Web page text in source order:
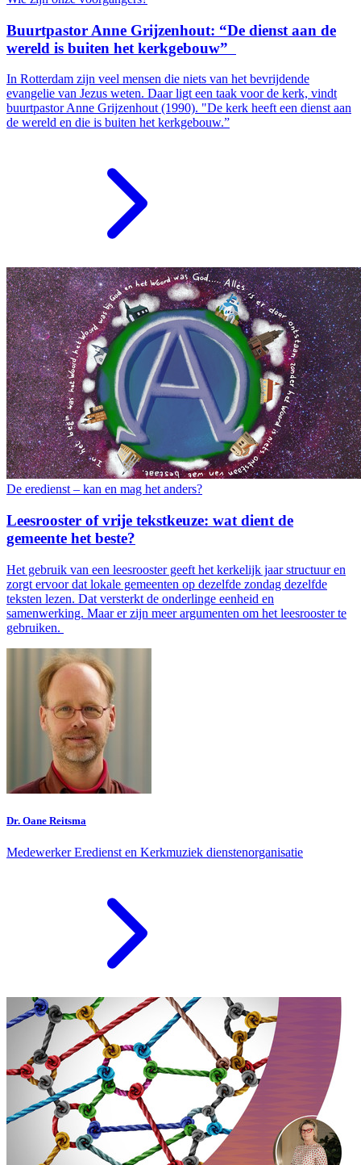
Buurtpastor Anne Grijzenhout: “De dienst aan de
wereld is buiten het kerkgebouw”
In Rotterdam zijn veel mensen die niets van het bevrijdende
evangelie van Jezus weten. Daar ligt een taak voor de kerk, vindt
buurtpastor Anne Grijzenhout (1990). "De kerk heeft een dienst aan
de wereld en die is buiten het kerkgebouw.”
De eredienst – kan en mag het anders?
Leesrooster of vrije tekstkeuze: wat dient de
gemeente het beste?
Het gebruik van een leesrooster geeft het kerkelijk jaar structuur en
zorgt ervoor dat lokale gemeenten op dezelfde zondag dezelfde
teksten lezen. Dat versterkt de onderlinge eenheid en
samenwerking. Maar er zijn meer argumenten om het leesrooster te
gebruiken.
Dr. Oane Reitsma
Medewerker Eredienst en Kerkmuziek dienstenorganisatie